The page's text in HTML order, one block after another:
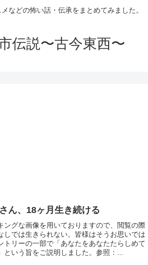
などの怖い話・伝承をまとめてみました。
伝説〜古今東西〜
ん、18ヶ月生き続ける
ングな画像を用いておりますので、閲覧の際
しでは生きられない。皆様はそうお思いでは
トリーの一部で「あなたをあなたたらしめて
という旨をご説明しました。参照：...